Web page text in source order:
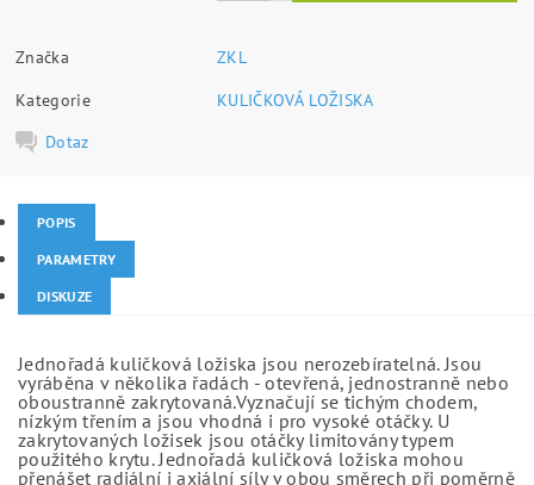
Značka
ZKL
Kategorie
KULIČKOVÁ LOŽISKA
Dotaz
POPIS
PARAMETRY
DISKUZE
Jednořadá kuličková ložiska jsou nerozebíratelná. Jsou
vyráběna v několika řadách - otevřená, jednostranně nebo
oboustranně zakrytovaná.Vyznačují se tichým chodem,
nízkým třením a jsou vhodná i pro vysoké otáčky. U
zakrytovaných ložisek jsou otáčky limitovány typem
použitého krytu. Jednořadá kuličková ložiska mohou
přenášet radiální i axiální síly v obou směrech při poměrně